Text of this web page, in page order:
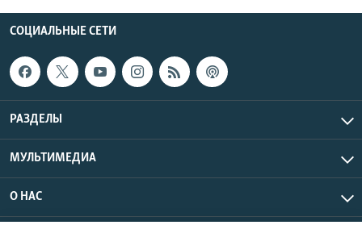
СОЦИАЛЬНЫЕ СЕТИ
РАЗДЕЛЫ
МУЛЬТИМЕДИА
О НАС